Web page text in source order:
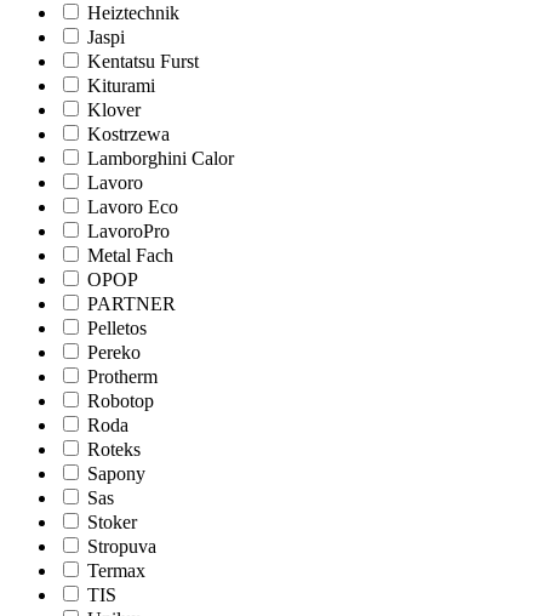
Heiztechnik
Jaspi
Kentatsu Furst
Kiturami
Klover
Kostrzewa
Lamborghini Calor
Lavoro
Lavoro Eco
LavoroPro
Metal Fach
OPOP
PARTNER
Pelletos
Pereko
Protherm
Robotop
Roda
Roteks
Sapony
Sas
Stoker
Stropuva
Termax
TIS